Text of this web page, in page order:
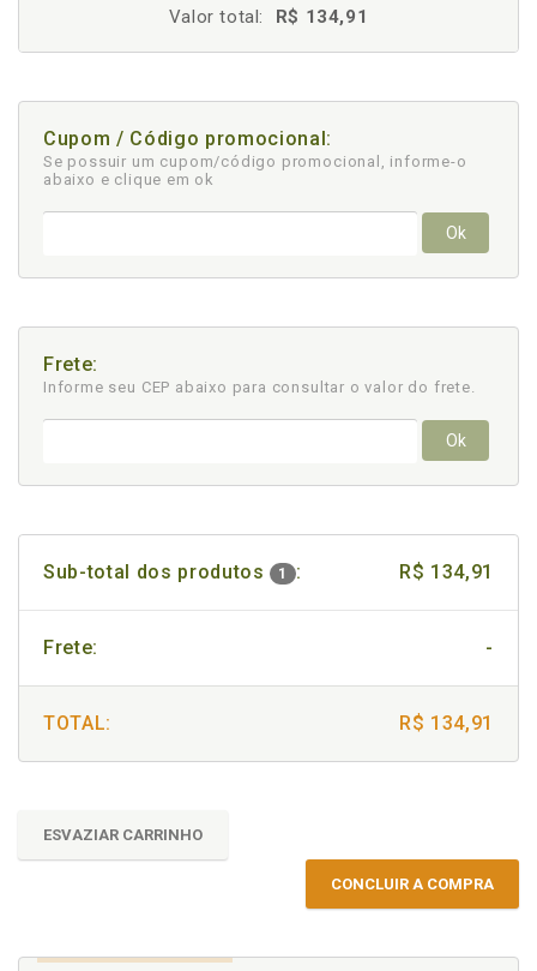
Valor total: R$ 134,91
Cupom / Código promocional:
Se possuir um cupom/código promocional, informe-o
abaixo e clique em ok
Ok
Frete:
Informe seu CEP abaixo para consultar o valor do frete.
Ok
Sub-total dos produtos 1 : R$ 134,91
Frete: -
TOTAL: R$ 134,91
ESVAZIAR CARRINHO
CONCLUIR A COMPRA